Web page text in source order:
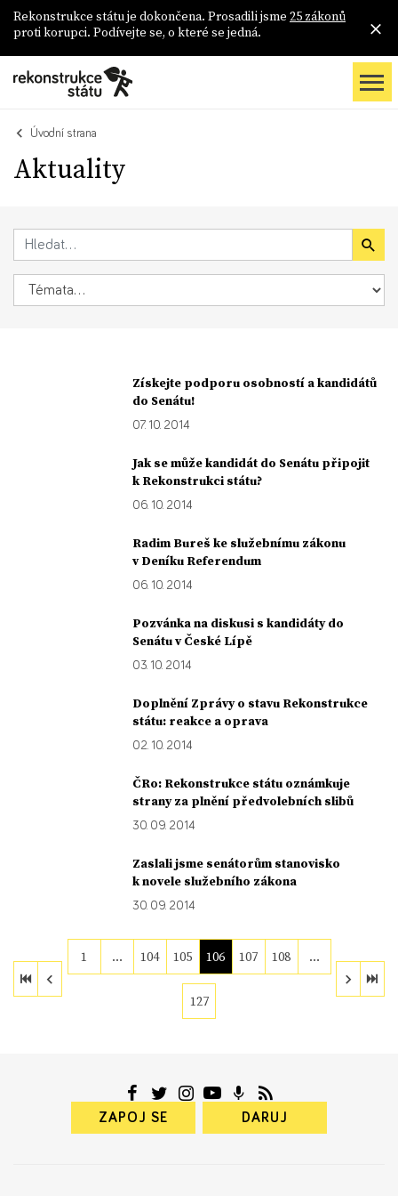
Rekonstrukce státu je dokončena. Prosadili jsme 25 zákonů
proti korupci. Podívejte se, o které se jedná.
Úvodní strana
Aktuality
Získejte podporu osobností a kandidátů
do Senátu!
07. 10. 2014
Jak se může kandidát do Senátu připojit
k Rekonstrukci státu?
06. 10. 2014
Radim Bureš ke služebnímu zákonu
v Deníku Referendum
06. 10. 2014
Pozvánka na diskusi s kandidáty do
Senátu v České Lípě
03. 10. 2014
Doplnění Zprávy o stavu Rekonstrukce
státu: reakce a oprava
02. 10. 2014
ČRo: Rekonstrukce státu oznámkuje
strany za plnění předvolebních slibů
30. 09. 2014
Zaslali jsme senátorům stanovisko
k novele služebního zákona
30. 09. 2014
1 … 104 105 106 107 108 …
127
ZAPOJ SE DARUJ